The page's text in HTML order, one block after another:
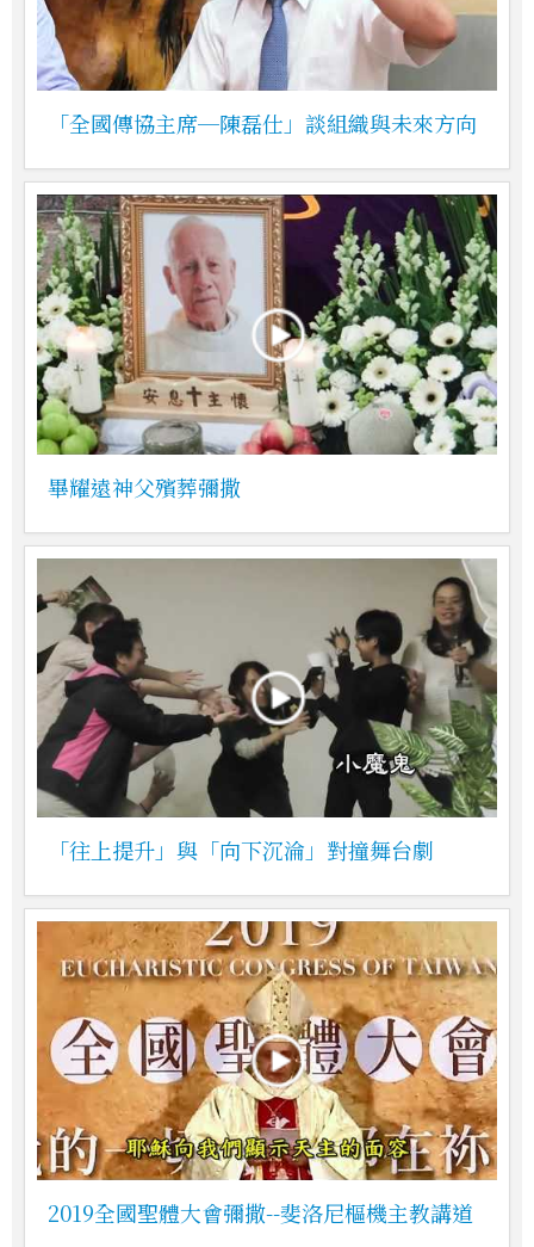
「全國傳協主席─陳磊仕」談組織與未來方向
畢耀遠神父殯葬彌撒
「往上提升」與「向下沉淪」對撞舞台劇
2019全國聖體大會彌撒--斐洛尼樞機主教講道